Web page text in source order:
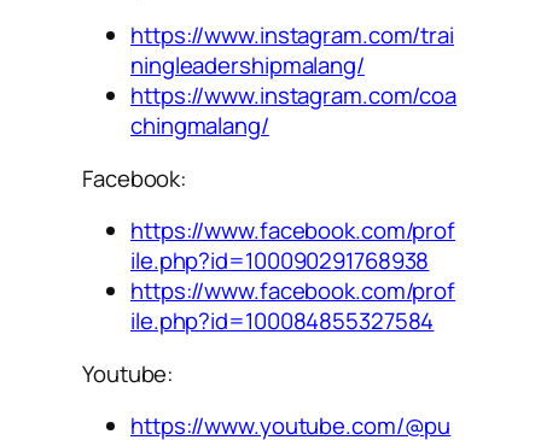
https://www.instagram.com/trai
ningleadershipmalang/
https://www.instagram.com/coa
chingmalang/
Facebook:
https://www.facebook.com/prof
ile.php?id=100090291768938
https://www.facebook.com/prof
ile.php?id=100084855327584
Youtube:
https://www.youtube.com/@pu